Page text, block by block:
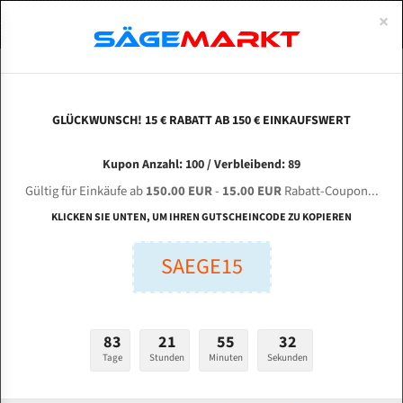
SHENJANG SJ-13AT (330AT) für 4150 mm Bi-
Metall Bandsägeblätter
Länge (mm):
Stärken + Zahnteilung:
mm
ABOUTS
ENGLISH
Bi-Metall Meterware
Fleischerei Bandsägeblätter
Bandmesser Glatt Meterware
Konvex Meterware
×
GLÜCKWUNSCH! 15 € RABATT AB 150 € EINKAUFSWERT
Kupon Anzahl: 100 / Verbleibend: 89
Gültig für Einkäufe ab150.00 EUR- 15.00 EURRabatt-Coupon...
KLICKEN SIE UNTEN, UM IHREN GUTSCHEINCODE ZU KOPIEREN
SAEGE15
83
Tage
21
Stunden
55
Minuten
30
Sekunden